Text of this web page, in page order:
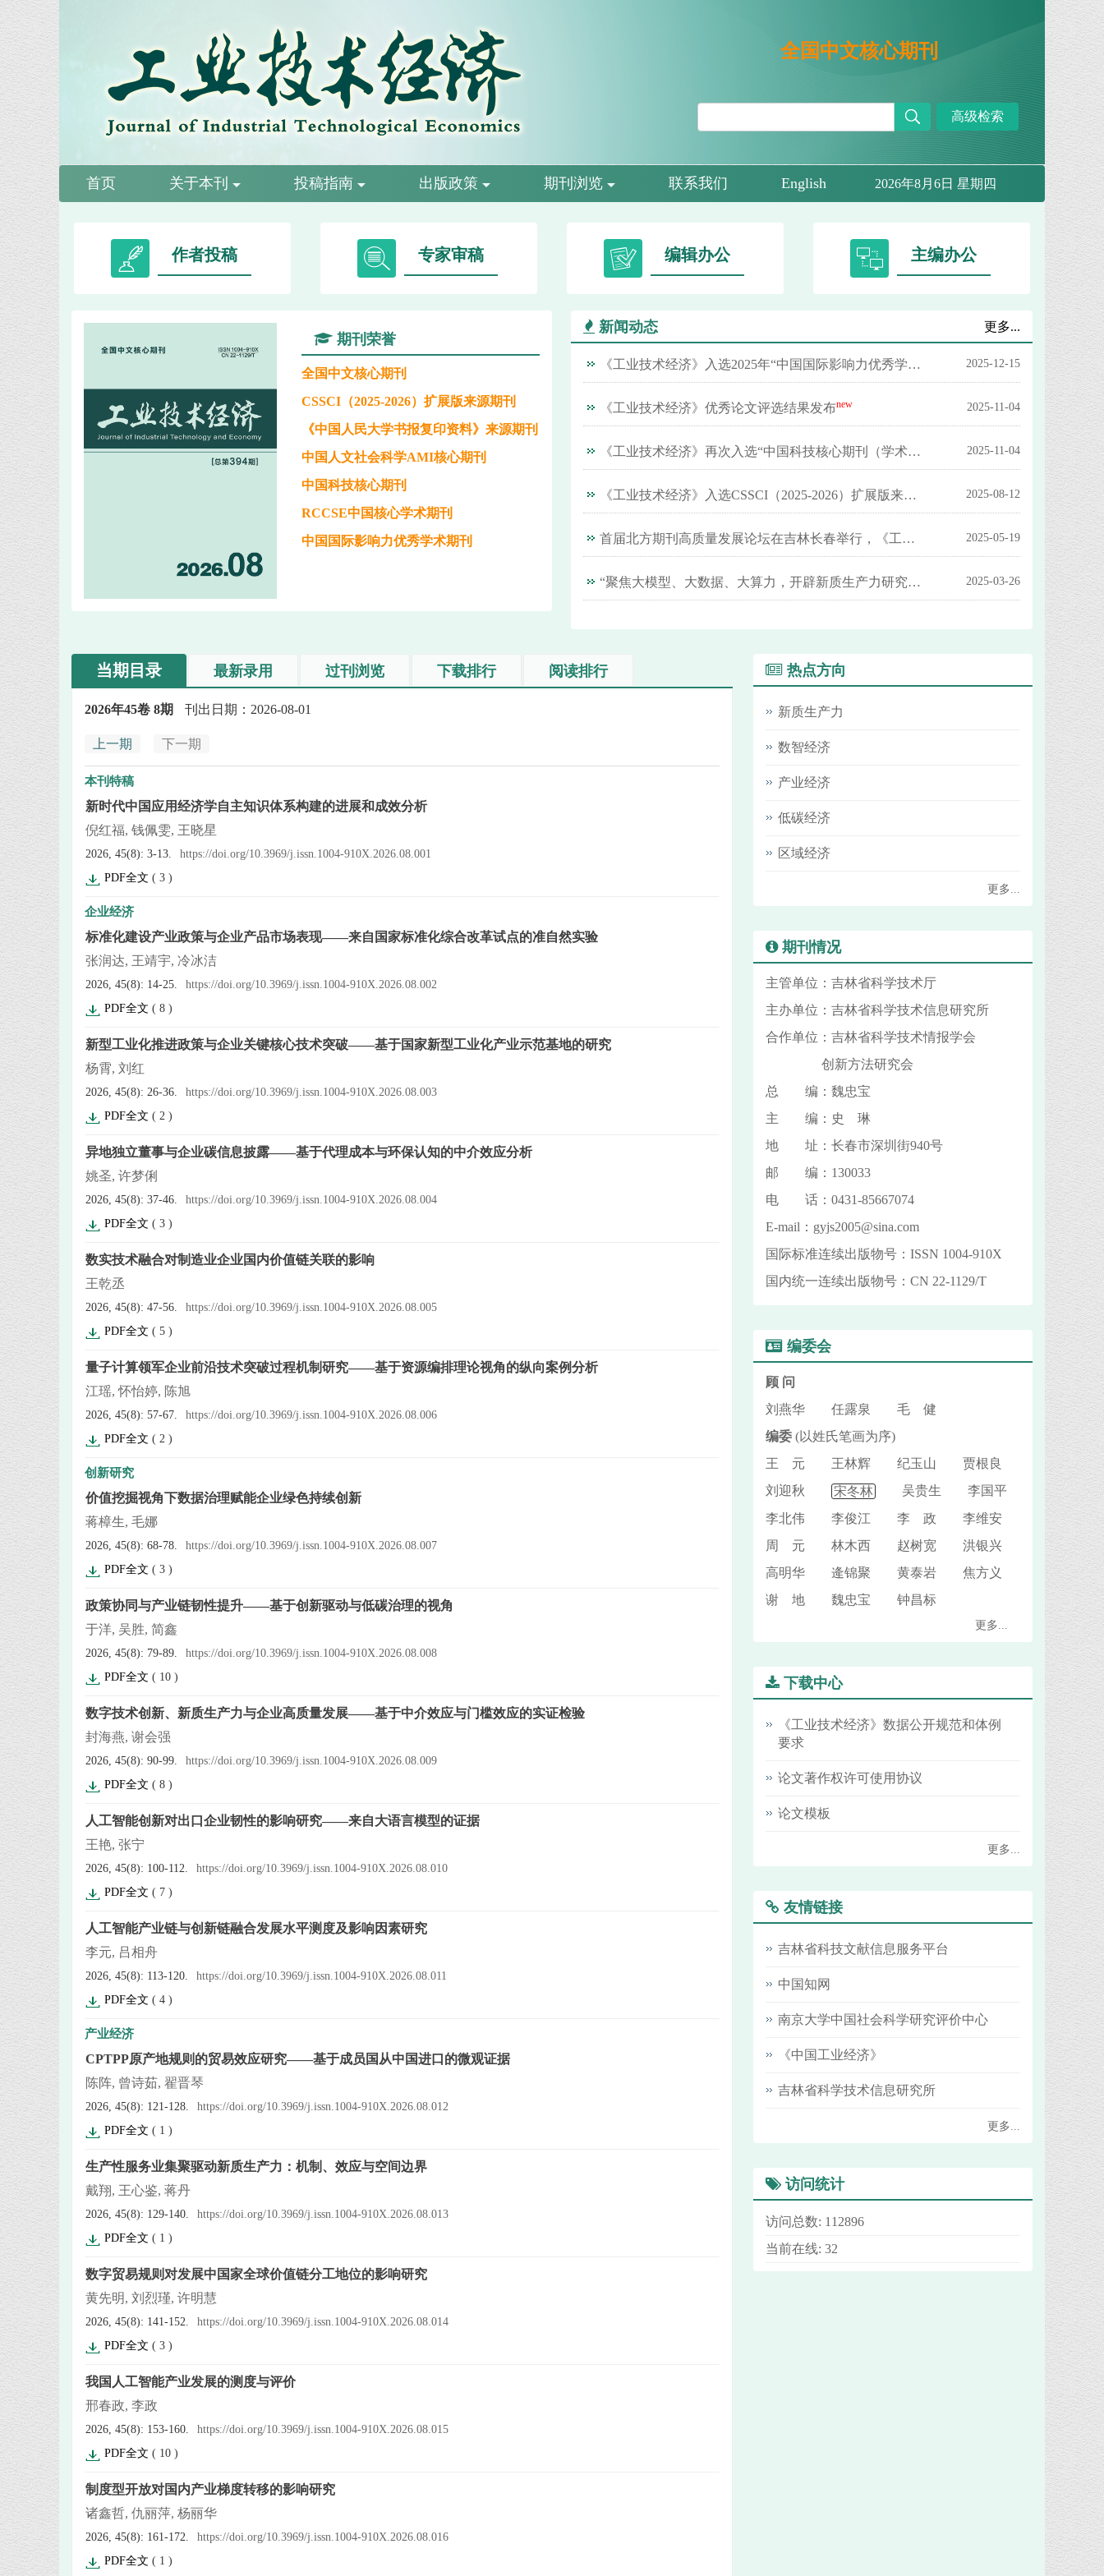
全国中文核心期刊
高级检索
首页 关于本刊 投稿指南 出版政策 期刊浏览 联系我们 English 2026年8月6日 星期四
作者投稿 专家审稿 编辑办公 主编办公
期刊荣誉
全国中文核心期刊
CSSCI（2025-2026）扩展版来源期刊
《中国人民大学书报复印资料》来源期刊
中国人文社会科学AMI核心期刊
中国科技核心期刊
RCCSE中国核心学术期刊
中国国际影响力优秀学术期刊
新闻动态 更多...
《工业技术经济》入选2025年“中国国际影响力优秀学术期刊”（人文社会科学·中文） 2025-12-15
《工业技术经济》优秀论文评选结果发布new 2025-11-04
《工业技术经济》再次入选“中国科技核心期刊（学术卷）” 2025-11-04
《工业技术经济》入选CSSCI（2025-2026）扩展版来源期刊 2025-08-12
首届北方期刊高质量发展论坛在吉林长春举行，《工业技术经济》入选2025“北方精品期刊展” 2025-05-19
“聚焦大模型、大数据、大算力，开辟新质生产力研究新境界”学术研讨会成功举办 2025-03-26
当期目录 最新录用 过刊浏览 下载排行 阅读排行
2026年45卷 8期 刊出日期：2026-08-01
上一期 下一期
本刊特稿
新时代中国应用经济学自主知识体系构建的进展和成效分析
倪红福, 钱佩雯, 王晓星
2026, 45(8): 3-13.
https://doi.org/10.3969/j.issn.1004-910X.2026.08.001
PDF全文 ( 3 )
企业经济
标准化建设产业政策与企业产品市场表现——来自国家标准化综合改革试点的准自然实验
张润达, 王靖宇, 冷冰洁
2026, 45(8): 14-25.
https://doi.org/10.3969/j.issn.1004-910X.2026.08.002
PDF全文 ( 8 )
新型工业化推进政策与企业关键核心技术突破——基于国家新型工业化产业示范基地的研究
杨霄, 刘红
2026, 45(8): 26-36.
https://doi.org/10.3969/j.issn.1004-910X.2026.08.003
PDF全文 ( 2 )
异地独立董事与企业碳信息披露——基于代理成本与环保认知的中介效应分析
姚圣, 许梦俐
2026, 45(8): 37-46.
https://doi.org/10.3969/j.issn.1004-910X.2026.08.004
PDF全文 ( 3 )
数实技术融合对制造业企业国内价值链关联的影响
王乾丞
2026, 45(8): 47-56.
https://doi.org/10.3969/j.issn.1004-910X.2026.08.005
PDF全文 ( 5 )
量子计算领军企业前沿技术突破过程机制研究——基于资源编排理论视角的纵向案例分析
江瑶, 怀怡婷, 陈旭
2026, 45(8): 57-67.
https://doi.org/10.3969/j.issn.1004-910X.2026.08.006
PDF全文 ( 2 )
创新研究
价值挖掘视角下数据治理赋能企业绿色持续创新
蒋樟生, 毛娜
2026, 45(8): 68-78.
https://doi.org/10.3969/j.issn.1004-910X.2026.08.007
PDF全文 ( 3 )
政策协同与产业链韧性提升——基于创新驱动与低碳治理的视角
于洋, 吴胜, 简鑫
2026, 45(8): 79-89.
https://doi.org/10.3969/j.issn.1004-910X.2026.08.008
PDF全文 ( 10 )
数字技术创新、新质生产力与企业高质量发展——基于中介效应与门槛效应的实证检验
封海燕, 谢会强
2026, 45(8): 90-99.
https://doi.org/10.3969/j.issn.1004-910X.2026.08.009
PDF全文 ( 8 )
人工智能创新对出口企业韧性的影响研究——来自大语言模型的证据
王艳, 张宁
2026, 45(8): 100-112.
https://doi.org/10.3969/j.issn.1004-910X.2026.08.010
PDF全文 ( 7 )
人工智能产业链与创新链融合发展水平测度及影响因素研究
李元, 吕相舟
2026, 45(8): 113-120.
https://doi.org/10.3969/j.issn.1004-910X.2026.08.011
PDF全文 ( 4 )
产业经济
CPTPP原产地规则的贸易效应研究——基于成员国从中国进口的微观证据
陈阵, 曾诗茹, 翟晋琴
2026, 45(8): 121-128.
https://doi.org/10.3969/j.issn.1004-910X.2026.08.012
PDF全文 ( 1 )
生产性服务业集聚驱动新质生产力：机制、效应与空间边界
戴翔, 王心鉴, 蒋丹
2026, 45(8): 129-140.
https://doi.org/10.3969/j.issn.1004-910X.2026.08.013
PDF全文 ( 1 )
数字贸易规则对发展中国家全球价值链分工地位的影响研究
黄先明, 刘烈瑾, 许明慧
2026, 45(8): 141-152.
https://doi.org/10.3969/j.issn.1004-910X.2026.08.014
PDF全文 ( 3 )
我国人工智能产业发展的测度与评价
邢春政, 李政
2026, 45(8): 153-160.
https://doi.org/10.3969/j.issn.1004-910X.2026.08.015
PDF全文 ( 10 )
制度型开放对国内产业梯度转移的影响研究
诸鑫哲, 仇丽萍, 杨丽华
2026, 45(8): 161-172.
https://doi.org/10.3969/j.issn.1004-910X.2026.08.016
PDF全文 ( 1 )
热点方向
新质生产力
数智经济
产业经济
低碳经济
区域经济
更多...
期刊情况
主管单位：吉林省科学技术厅
主办单位：吉林省科学技术信息研究所
合作单位：吉林省科学技术情报学会
创新方法研究会
总 编：魏忠宝
主 编：史 琳
地 址：长春市深圳街940号
邮 编：130033
电 话：0431-85667074
E-mail：gyjs2005@sina.com
国际标准连续出版物号：ISSN 1004-910X
国内统一连续出版物号：CN 22-1129/T
编委会
顾 问
刘燕华 任露泉 毛 健
编委 (以姓氏笔画为序)
王 元 王林辉 纪玉山 贾根良
刘迎秋
宋冬林 吴贵生 李国平
李北伟 李俊江 李 政 李维安
周 元 林木西 赵树宽 洪银兴
高明华 逄锦聚 黄泰岩 焦方义
谢 地 魏忠宝 钟昌标
更多...
下载中心
《工业技术经济》数据公开规范和体例
要求
论文著作权许可使用协议
论文模板
更多...
友情链接
吉林省科技文献信息服务平台
中国知网
南京大学中国社会科学研究评价中心
《中国工业经济》
吉林省科学技术信息研究所
更多...
访问统计
访问总数: 112896
当前在线: 32